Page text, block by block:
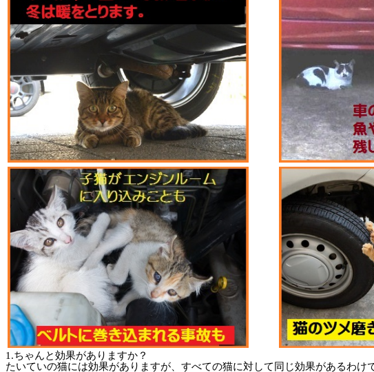
1.ちゃんと効果がありますか？
たいていの猫には効果がありますが、すべての猫に対して同じ効果があるわけ